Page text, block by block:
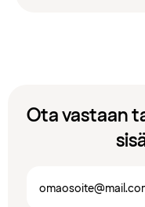
Ota vastaan